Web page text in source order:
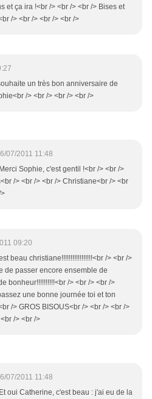
et ça ira !<br /> <br /> <br /> Bises et
/> <br /> <br /> <br />
un très bon anniversaire de
/> <br /> <br /> <br />
07/2011 11:48
Sophie, c'est gentil !<br /> <br />
/> <br /> <br /> Christiane<br /> <br
09:20
beau christiane!!!!!!!!!!!!!!!!!<br /> <br />
de passer encore ensemble de
bonheur!!!!!!!!!!<br /> <br /> <br />
une bonne journée toi et ton
/> GROS BISOUS<br /> <br /> <br />
/> <br />
07/2011 11:48
oui Catherine, c'est beau : j'ai eu de la